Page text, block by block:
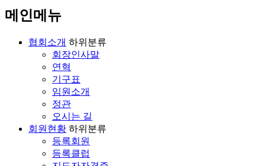
보
메인메뉴
협회소개 하위분류
회장인사말
연혁
기구표
임원소개
정관
오시는 길
회원현황 하위분류
등록회원
등록클럽